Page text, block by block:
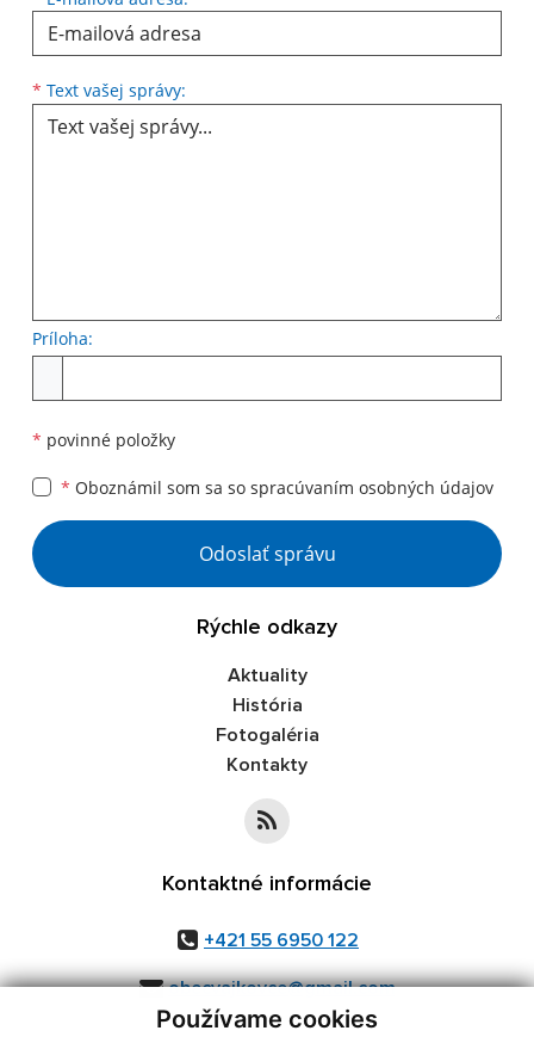
Používame cookies
* Text vašej správy:
Príloha:
* povinné položky
* Oboznámil som sa so spracúvaním osobných údajov
Odoslať správu
Rýchle odkazy
Aktuality
História
Fotogaléria
Kontakty
Kontaktné informácie
+421 55 6950 122
obecvajkovce@gmail.com